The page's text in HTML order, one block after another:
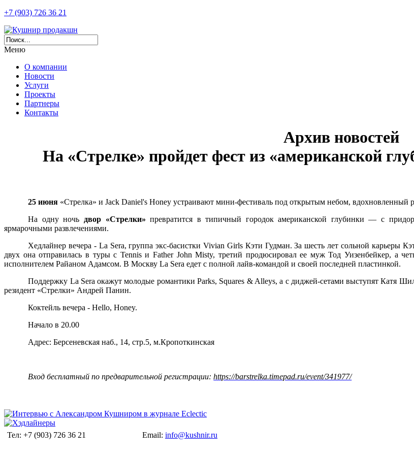
+7 (903) 726 36 21
Меню
О компании
Новости
Услуги
Проекты
Партнеры
Контакты
Архив новостей
На «Стрелке» пройдет фест из «американской
25 июня «Стрелка» и Jack Daniel's Honey устраивают мини-фестиваль под открытым небом,
На одну ночь двор «Стрелки» превратится в типичный городок американской глубинки — с
ярмарочными развлечениями.
Хедлайнер вечера - La Sera, группа экс-басистки Vivian Girls Кэти Гудман. За шесть лет сольной карьеры
двух она отправилась в туры с Tennis и Father John Misty, третий продюсировал ее муж Тод Уизенбейкер, а
исполнителем Райаном Адамсом. В Москву La Sera едет с полной лайв-командой и своей последней пластинкой.
Поддержку La Sera окажут молодые романтики Parks, Squares & Alleys, а с диджей-сетами выступят Катя
резидент «Стрелки» Андрей Панин.
Коктейль вечера - Hello, Honey.
Начало в 20.00
Адрес: Берсеневская наб., 14, стр.5, м.Кропоткинская
Вход бесплатный по предварительной регистрации:https://barstrelka.timepad.ru/event/341977/
Тел: +7 (903) 726 36 21 Email: info@kushnir.ru